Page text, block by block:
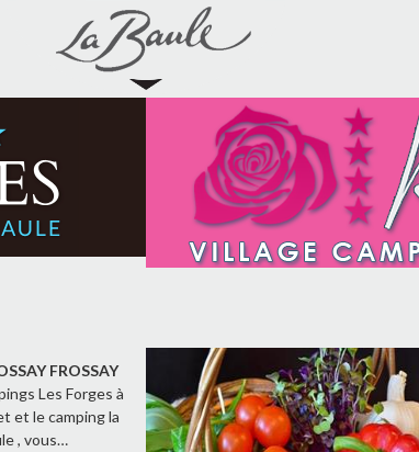
FROSSAY
Les Forges à
et le camping la
, vous…